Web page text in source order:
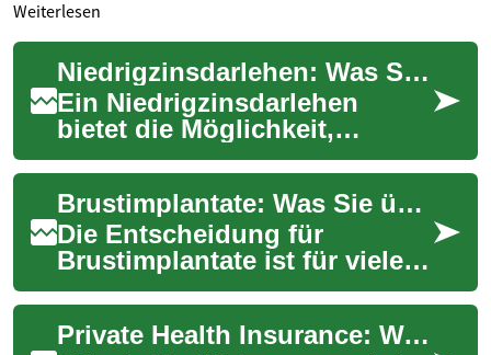
Weiterlesen
Niedrigzinsdarlehen: Was Sie wissen sollten
Ein Niedrigzinsdarlehen
bietet die Möglichkeit,
größere Anschaffungen,
Modernisierungen oder eine
Umschuldung zu güns...
Brustimplantate: Was Sie über die Operation wissen sollten
Die Entscheidung für
Brustimplantate ist für viele
Frauen ein bedeutsamer
Schritt. Ob aus ästhetischen
Gründen oder n...
Private Health Insurance: Was Sie wissen sollten